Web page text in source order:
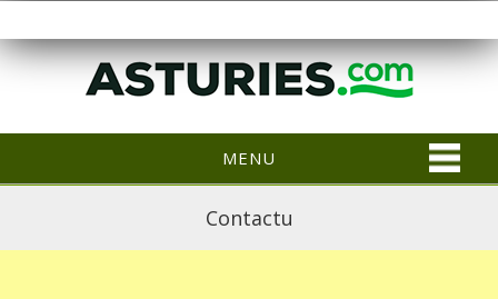
MENU
Contactu